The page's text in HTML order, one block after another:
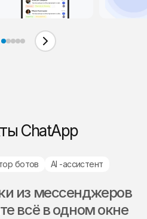
ChatApp
ботов AI -ассистент
из мессенджеров
всё в одном окне